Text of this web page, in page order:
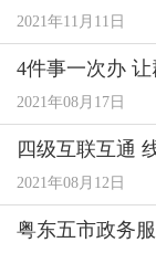
2021年11月11日
4件事一次办
2021年08月17日
四级互联互通
2021年08月12日
粤东五市政务